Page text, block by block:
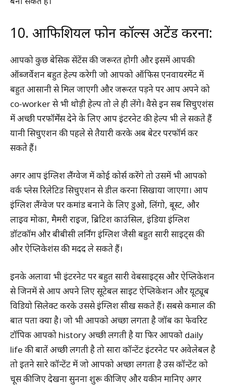
10. आफिशियल फोन कॉल्स अटेंड करना:
आपको कुछ बेसिक सेंटेंस की जरूरत होगी और इसमें आपकी
ऑब्जर्वेशन बहुत हेल्प करेगी जो आपको ऑफिस एनवायरमेंट में
बहुत आसानी से मिल जाएगी और जरूरत पड़ने पर आप अपने को
co-worker से भी थोड़ी हेल्प तो ले ही लेंगे। वैसे इन सब सिचुएशंस
में अच्छी परफॉर्मेंस देने के लिए आप इंटरनेट की हेल्प भी ले सकते हैं
यानी सिचुएशन की पहले से तैयारी करके अब बेटर परफॉर्म कर
सकते हैं।
अगर आप इंग्लिश लैंग्वेज में कोई कोर्स करेंगे तो उसमें भी आपको
वर्क प्लेस रिलेटिड सिचुएशन से डील करना सिखाया जाएगा। आप
इंग्लिश लैंग्वेज पर कमांड बनाने के लिए डुओ, लिंगो, बूस्ट, और
लाइव मोका, मैमरी राइज, ब्रिटिश काउंसिल, इंडिया इंग्लिश
डॉटकॉम और बीबीसी लर्निंग इंग्लिश जैसी बहुत सारी साइट्स की
और ऐप्लिकेशंस की मदद ले सकते हैं।
इनके अलावा भी इंटरनेट पर बहुत सारी वेबसाइट्स और ऐप्लिकेशन
से जिनमें से आप अपने लिए सूटेबल साइट ऐप्लिकेशन और यूट्यूब
विडियो सिलेक्ट करके उससे इंग्लिश सीख सकते हैं। सबसे कमाल की
बात पता क्या है। जो भी आपको अच्छा लगता है जॉब का फेवरिट
टॉपिक आपको history अच्छी लगती है या फिर आपको daily
life की बातें अच्छी लगती है तो सारा कॉन्टेंट इंटरनेट पर अवेलेबल है
तो इतने सारे कॉन्टेंट में जो आपको अच्छा लगता है उस कॉन्टेंट को
चूस कीजिए देखना सुनना शुरू कीजिए और यकीन मानिए अगर